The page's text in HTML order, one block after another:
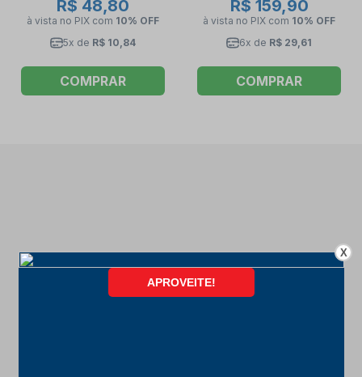
R$ 48,80
à vista no PIX com 10% OFF
5x de R$ 10,84
COMPRAR
R$ 159,90
à vista no PIX com 10% OFF
6x de R$ 29,61
COMPRAR
X